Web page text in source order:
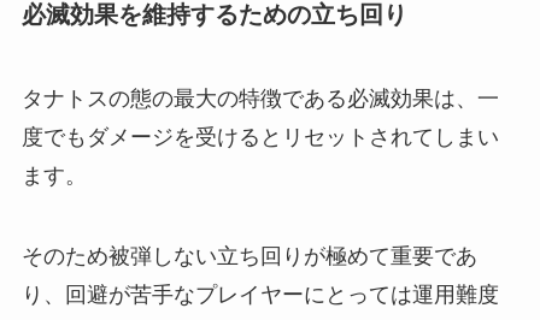
必滅効果を維持するための立ち回り
タナトスの態の最大の特徴である必滅効果は、一
度でもダメージを受けるとリセットされてしまい
ます。
そのため被弾しない立ち回りが極めて重要であ
り、回避が苦手なプレイヤーにとっては運用難度